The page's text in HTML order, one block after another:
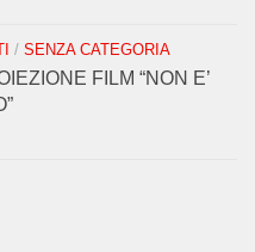
/ SENZA CATEGORIA
FILM “NON E’